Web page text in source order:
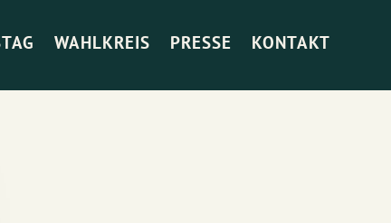
WAHLKREIS PRESSE KONTAKT